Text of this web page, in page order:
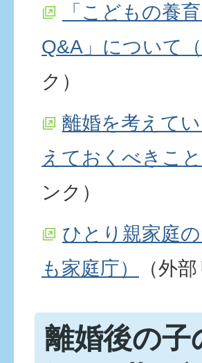
「こどもの養
Q&A」について
ク）
離婚を考えて
えておくべきこ
ンク）
ひとり親家庭
も家庭庁）
（外
離婚後の子